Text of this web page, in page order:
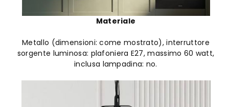
Materiale
Metallo (dimensioni: come mostrato), interruttore
sorgente luminosa: plafoniera E27, massimo 60 watt,
inclusa lampadina: no.